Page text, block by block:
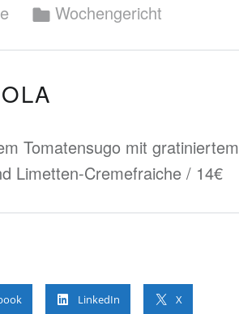
Wochengericht
Tomatensugo mit gratiniertem
Limetten-Cremefraiche / 14€
LinkedIn X